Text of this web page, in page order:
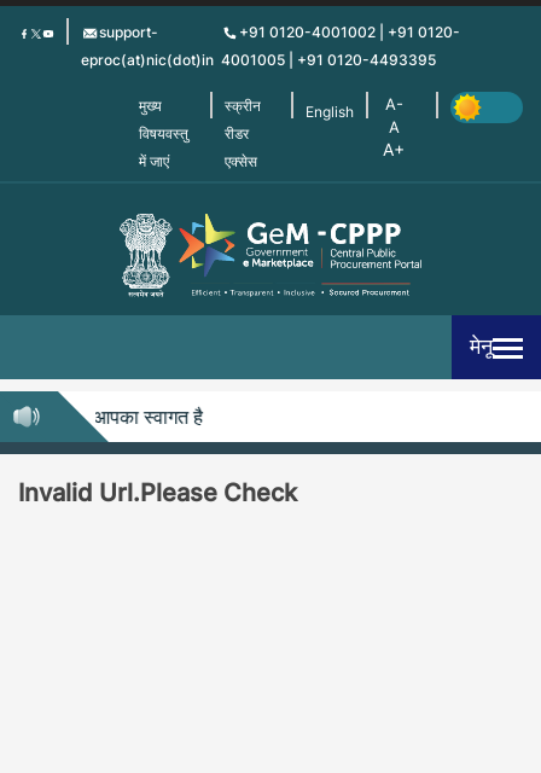
Skip
support-
eproc(at)nic(dot)in
+91 0120-4001002 | +91 0120-
4001005 | +91 0120-4493395
मुख्य
विषयवस्तु
में जाएं
स्क्रीन
रीडर
एक्सेस
English
मेनू
में आपका स्वागत है
Invalid Url.Please Check